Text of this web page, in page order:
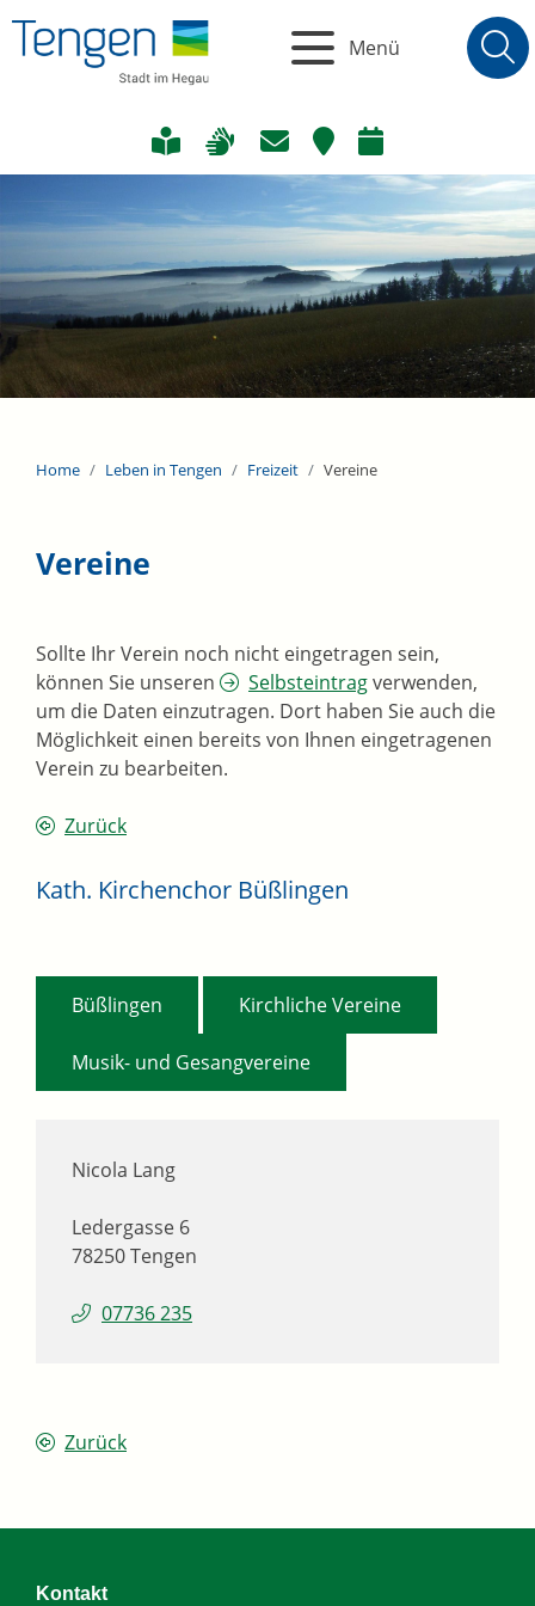
Menü
Home Leben in Tengen Freizeit Vereine
Vereine
Sollte Ihr Verein noch nicht eingetragen sein,
können Sie unseren
Selbsteintragverwenden,
um die Daten einzutragen. Dort haben Sie auch die
Möglichkeit einen bereits von Ihnen eingetragenen
Verein zu bearbeiten.
Zurück
Kath. Kirchenchor Büßlingen
Nicola Lang
Ledergasse 6
78250Tengen
07736 235
Büßlingen Kirchliche Vereine
Musik- und Gesangvereine
Zurück
Kontakt